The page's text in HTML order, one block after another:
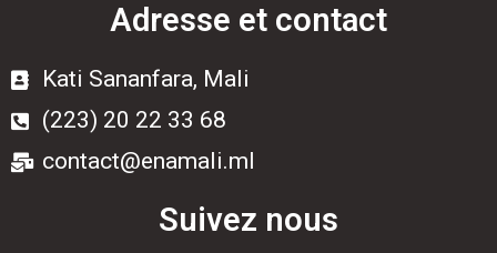
Adresse et contact
Kati Sananfara, Mali
(223) 20 22 33 68
contact@enamali.ml
Suivez nous